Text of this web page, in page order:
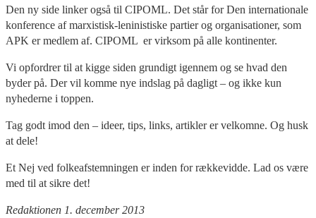
Den ny side linker også til CIPOML. Det står for Den internationale
konference af marxistisk-leninistiske partier og organisationer, som
APK er medlem af. CIPOML er virksom på alle kontinenter.
Vi opfordrer til at kigge siden grundigt igennem og se hvad den
byder på. Der vil komme nye indslag på dagligt – og ikke kun
nyhederne i toppen.
Tag godt imod den – ideer, tips, links, artikler er velkomne. Og husk
at dele!
Et Nej ved folkeafstemningen er inden for rækkevidde. Lad os være
med til at sikre det!
Redaktionen 1. december 2013